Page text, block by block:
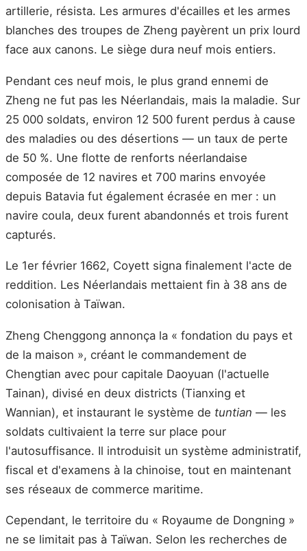
artillerie, résista. Les armures d'écailles et les armes
blanches des troupes de Zheng payèrent un prix lourd
face aux canons. Le siège dura neuf mois entiers.
Pendant ces neuf mois, le plus grand ennemi de
Zheng ne fut pas les Néerlandais, mais la maladie. Sur
25 000 soldats, environ 12 500 furent perdus à cause
des maladies ou des désertions — un taux de perte
de 50 %. Une flotte de renforts néerlandaise
composée de 12 navires et 700 marins envoyée
depuis Batavia fut également écrasée en mer : un
navire coula, deux furent abandonnés et trois furent
capturés.
Le 1er février 1662, Coyett signa finalement l'acte de
reddition. Les Néerlandais mettaient fin à 38 ans de
colonisation à Taïwan.
Zheng Chenggong annonça la « fondation du pays et
de la maison », créant le commandement de
Chengtian avec pour capitale Daoyuan (l'actuelle
Tainan), divisé en deux districts (Tianxing et
Wannian), et instaurant le système de tuntian — les
soldats cultivaient la terre sur place pour
l'autosuffisance. Il introduisit un système administratif,
fiscal et d'examens à la chinoise, tout en maintenant
ses réseaux de commerce maritime.
Cependant, le territoire du « Royaume de Dongning »
ne se limitait pas à Taïwan. Selon les recherches de